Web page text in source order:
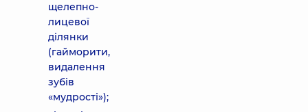
щелепно-
лицевої
ділянки
(гайморити,
видалення
зубів
«мудрості»);